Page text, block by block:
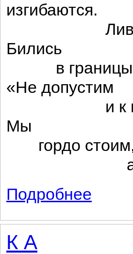
изгибаются.
Ливреи
Бились
в границы
«Не допустим
и к
Мы
гордо
а
Подробнее
К А